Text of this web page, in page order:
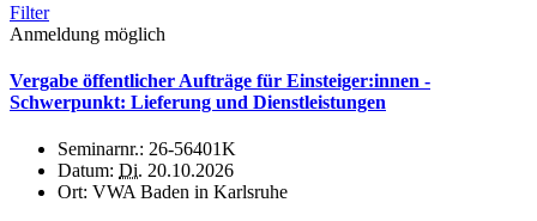
Filter
Anmeldung möglich
Vergabe öffentlicher Aufträge für Einsteiger:innen -
Schwerpunkt: Lieferung und Dienstleistungen
Seminarnr.: 26-56401K
Datum: Di. 20.10.2026
Ort: VWA Baden in Karlsruhe